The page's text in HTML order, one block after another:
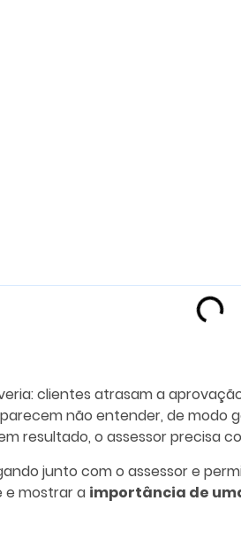
clientes atrasam a
não entender, de modo
resultado, o assessor precisa
junto com o assessor e
e mostrar a importância de